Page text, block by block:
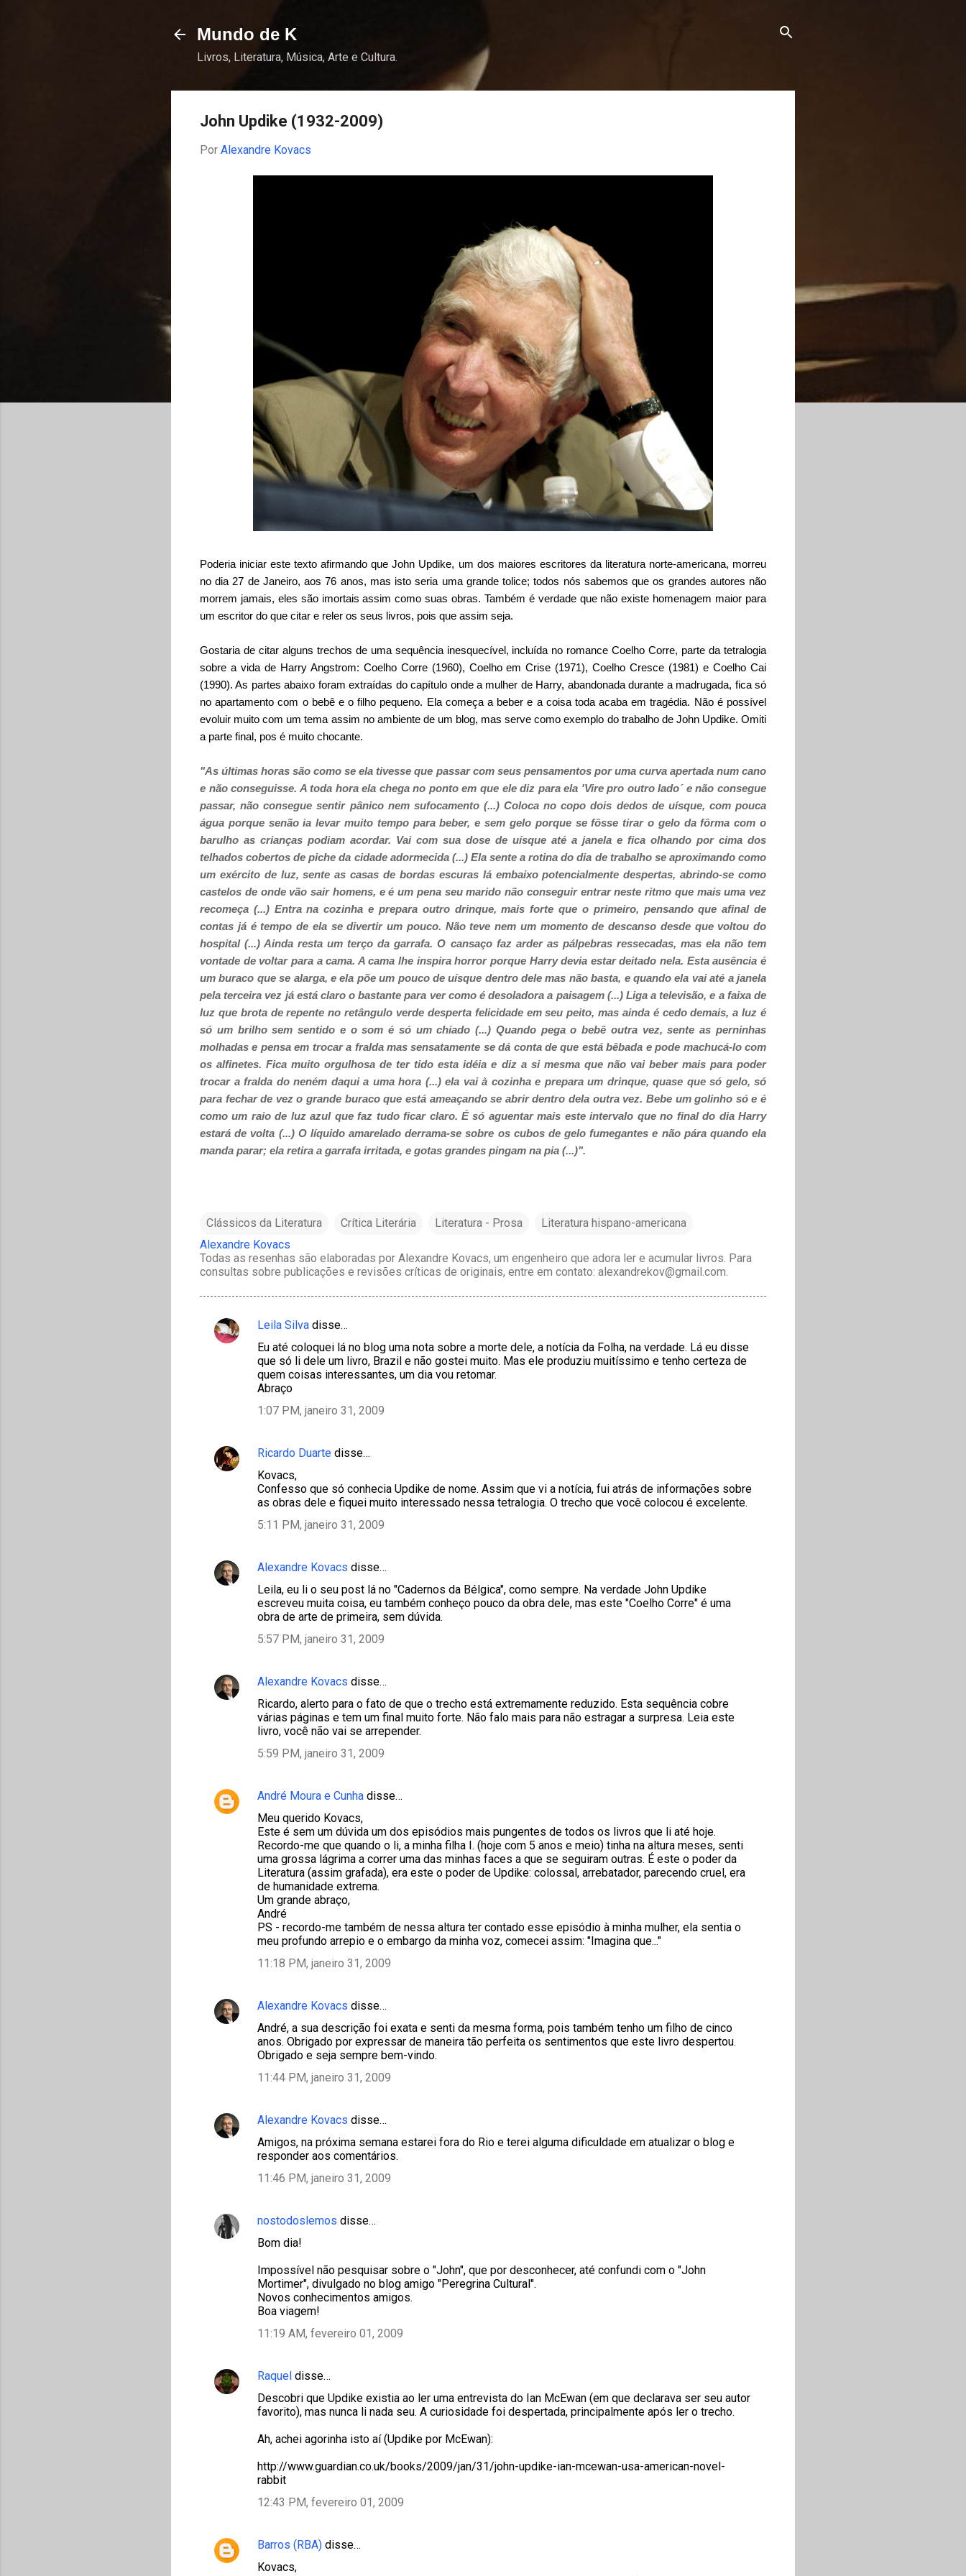
Mundo de K
Livros, Literatura, Música, Arte e Cultura.
John Updike (1932-2009)
Por Alexandre Kovacs
Poderia iniciar este texto afirmando que John Updike, um dos maiores escritores da literatura norte-americana, morreu
no dia 27 de Janeiro, aos 76 anos, mas isto seria uma grande tolice; todos nós sabemos que os grandes autores não
morrem jamais, eles são imortais assim como suas obras. Também é verdade que não existe homenagem maior para
um escritor do que citar e reler os seus livros, pois que assim seja.
Gostaria de citar alguns trechos de uma sequência inesquecível, incluída no romance Coelho Corre, parte da tetralogia
sobre a vida de Harry Angstrom: Coelho Corre (1960), Coelho em Crise (1971), Coelho Cresce (1981) e Coelho Cai
(1990). As partes abaixo foram extraídas do capítulo onde a mulher de Harry, abandonada durante a madrugada, fica só
no apartamento com o bebê e o filho pequeno. Ela começa a beber e a coisa toda acaba em tragédia. Não é possível
evoluir muito com um tema assim no ambiente de um blog, mas serve como exemplo do trabalho de John Updike. Omiti
a parte final, pos é muito chocante.
"As últimas horas são como se ela tivesse que passar com seus pensamentos por uma curva apertada num cano
e não conseguisse. A toda hora ela chega no ponto em que ele diz para ela 'Vire pro outro lado´ e não consegue
passar, não consegue sentir pânico nem sufocamento (...)Coloca no copo dois dedos de uísque, com pouca
água porque senão ia levar muito tempo para beber, e sem gelo porque se fôsse tirar o gelo da fôrma com o
barulho as crianças podiam acordar. Vai com sua dose de uísque até a janela e fica olhando por cima dos
telhados cobertos de piche da cidade adormecida (...) Ela sente a rotina do dia de trabalho se aproximando como
um exército de luz, sente as casas de bordas escuras lá embaixo potencialmente despertas, abrindo-se como
castelos de onde vão sair homens, e é um pena seu marido não conseguir entrar neste ritmo que mais uma vez
recomeça (...) Entra na cozinha e prepara outro drinque, mais forte que o primeiro, pensando que afinal de
contas já é tempo de ela se divertir um pouco. Não teve nem um momento de descanso desde que voltou do
hospital (...)Ainda resta um terço da garrafa. O cansaço faz arder as pálpebras ressecadas, mas ela não tem
vontade de voltar para a cama. A cama lhe inspira horror porque Harry devia estar deitado nela. Esta ausência é
um buraco que se alarga, e ela põe um pouco de uísque dentro dele mas não basta, e quando ela vai até a janela
pela terceira vez já está claro o bastante para ver como é desoladora a paisagem (...) Liga a televisão, e a faixa de
luz que brota de repente no retângulo verde desperta felicidade em seu peito, mas ainda é cedo demais, a luz é
só um brilho sem sentido e o som é só um chiado(...) Quando pega o bebê outra vez, sente as perninhas
molhadas e pensa em trocar a fralda mas sensatamente se dá conta de que está bêbada e pode machucá-lo com
os alfinetes. Fica muito orgulhosa de ter tido esta idéia e diz a si mesma que não vai beber mais para poder
trocar a fralda do neném daqui a uma hora (...) ela vai à cozinha e prepara um drinque, quase que só gelo, só
para fechar de vez o grande buraco que está ameaçando se abrir dentro dela outra vez. Bebe um golinho só e é
como um raio de luz azul que faz tudo ficar claro. É só aguentar mais este intervalo que no final do dia Harry
estará de volta (...) O líquido amarelado derrama-se sobre os cubos de gelo fumegantes e não pára quando ela
manda parar; ela retira a garrafa irritada, e gotas grandes pingam na pia (...)".
Clássicos da Literatura Crítica Literária Literatura - Prosa
Literatura hispano-americana
Alexandre Kovacs
Todas as resenhas são elaboradas por Alexandre Kovacs, um engenheiro que adora ler e acumular livros. Para
consultas sobre publicações e revisões críticas de originais, entre em contato: alexandrekov@gmail.com.
C
á
r
Leila Silva disse…
Eu até coloquei lá no blog uma nota sobre a morte dele, a notícia da Folha, na verdade. Lá eu disse
que só li dele um livro, Brazil e não gostei muito. Mas ele produziu muitíssimo e tenho certeza de
quem coisas interessantes, um dia vou retomar.
Abraço
1:07 PM, janeiro 31, 2009
Ricardo Duarte disse…
Kovacs,
Confesso que só conhecia Updike de nome. Assim que vi a notícia, fui atrás de informações sobre
as obras dele e fiquei muito interessado nessa tetralogia. O trecho que você colocou é excelente.
5:11 PM, janeiro 31, 2009
Alexandre Kovacs disse…
Leila, eu li o seu post lá no "Cadernos da Bélgica", como sempre. Na verdade John Updike
escreveu muita coisa, eu também conheço pouco da obra dele, mas este "Coelho Corre" é uma
obra de arte de primeira, sem dúvida.
5:57 PM, janeiro 31, 2009
Alexandre Kovacs disse…
Ricardo, alerto para o fato de que o trecho está extremamente reduzido. Esta sequência cobre
várias páginas e tem um final muito forte. Não falo mais para não estragar a surpresa. Leia este
livro, você não vai se arrepender.
5:59 PM, janeiro 31, 2009
André Moura e Cunha disse…
Meu querido Kovacs,
Este é sem um dúvida um dos episódios mais pungentes de todos os livros que li até hoje.
Recordo-me que quando o li, a minha filha I. (hoje com 5 anos e meio) tinha na altura meses, senti
uma grossa lágrima a correr uma das minhas faces a que se seguiram outras. É este o poder da
Literatura (assim grafada), era este o poder de Updike: colossal, arrebatador, parecendo cruel, era
de humanidade extrema.
Um grande abraço,
André
PS - recordo-me também de nessa altura ter contado esse episódio à minha mulher, ela sentia o
meu profundo arrepio e o embargo da minha voz, comecei assim: "Imagina que..."
11:18 PM, janeiro 31, 2009
Alexandre Kovacs disse…
André, a sua descrição foi exata e senti da mesma forma, pois também tenho um filho de cinco
anos. Obrigado por expressar de maneira tão perfeita os sentimentos que este livro despertou.
Obrigado e seja sempre bem-vindo.
11:44 PM, janeiro 31, 2009
Alexandre Kovacs disse…
Amigos, na próxima semana estarei fora do Rio e terei alguma dificuldade em atualizar o blog e
responder aos comentários.
11:46 PM, janeiro 31, 2009
nostodoslemos disse…
Bom dia!
Impossível não pesquisar sobre o "John", que por desconhecer, até confundi com o "John
Mortimer", divulgado no blog amigo "Peregrina Cultural".
Novos conhecimentos amigos.
Boa viagem!
11:19 AM, fevereiro 01, 2009
Raquel disse…
Descobri que Updike existia ao ler uma entrevista do Ian McEwan (em que declarava ser seu autor
favorito), mas nunca li nada seu. A curiosidade foi despertada, principalmente após ler o trecho.
Ah, achei agorinha isto aí (Updike por McEwan):
http://www.guardian.co.uk/books/2009/jan/31/john-updike-ian-mcewan-usa-american-novel-
rabbit
12:43 PM, fevereiro 01, 2009
Barros (RBA) disse…
Kovacs,